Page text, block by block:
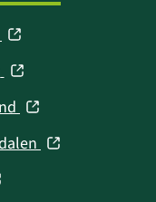
(öppnas
nytt
fönster)
(öppnas
nytt
fönster)
(öppnas
nytt (öppnas